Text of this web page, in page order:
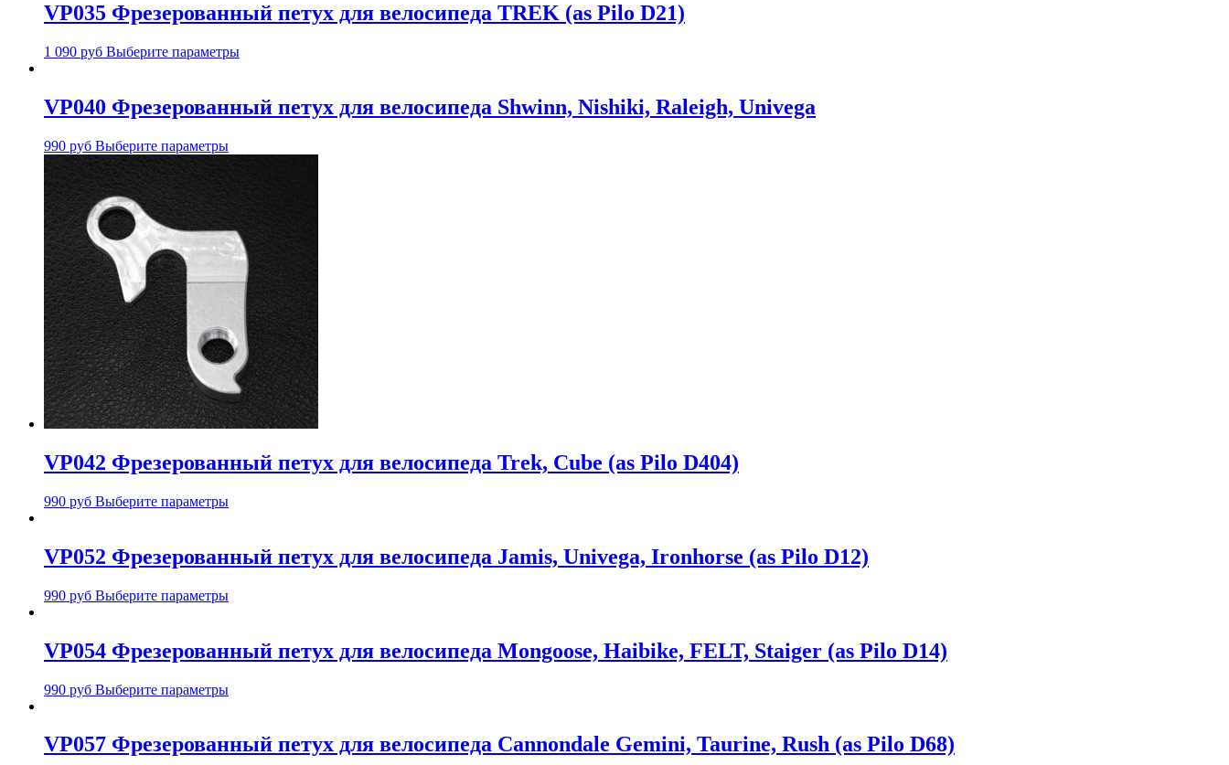
VP035 Фрезерованный петух для велосипеда TREK (as Pilo D21)
1 090 руб Выберите параметры
VP040 Фрезерованный петух для велосипеда Shwinn, Nishiki, Raleigh, Univega
990 руб Выберите параметры
VP042 Фрезерованный петух для велосипеда Trek, Cube (as Pilo D404)
990 руб Выберите параметры
VP052 Фрезерованный петух для велосипеда Jamis, Univega, Ironhorse (as Pilo D12)
990 руб Выберите параметры
VP054 Фрезерованный петух для велосипеда Mongoose, Haibike, FELT, Staiger (as Pilo D14)
990 руб Выберите параметры
VP057 Фрезерованный петух для велосипеда Cannondale Gemini, Taurine, Rush (as Pilo D68)